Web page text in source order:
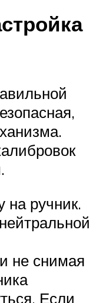
на ручник.
не снимая
Если